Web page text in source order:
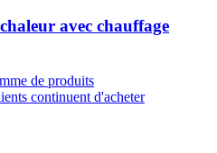
avec chauffage